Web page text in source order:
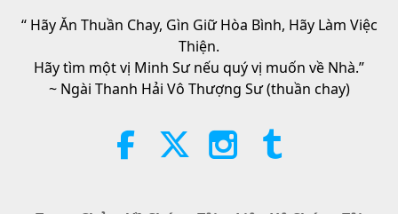
Lời Thánh Khải 2026-08-05 270Lượt Xem
21:56
Quen Hằng Ngày Định Hình Sức
Khỏe Xương
“ Hãy Ăn Thuần Chay, Gìn Giữ Hòa Bình, Hãy Làm Việc
Thiện.
Hãy tìm một vị Minh Sư nếu quý vị muốn về Nhà.”
~ Ngài Thanh Hải Vô Thượng Sư (thuần chay)